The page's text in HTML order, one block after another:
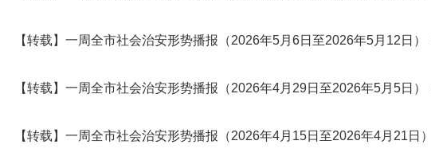
【转载】一周全市社会治安形势播报（2026年5月6日至2026年5月12日）
【转载】一周全市社会治安形势播报（2026年4月29日至2026年5月5日）
【转载】一周全市社会治安形势播报（2026年4月15日至2026年4月21日）